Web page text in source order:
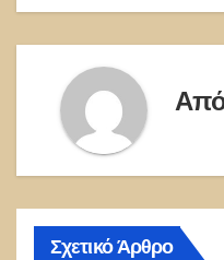
Σχετικό Άρθρο